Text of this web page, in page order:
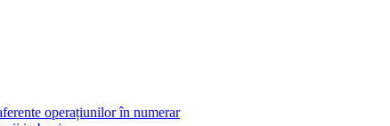
operațiunilor în numerar